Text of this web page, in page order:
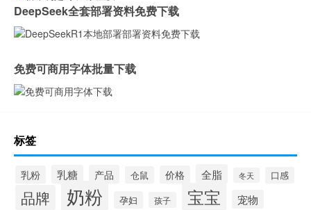
DeepSeek全套部署资料免费下载
免费可商用字体批量下载
标签
乳粉 乳糖 产品 仓鼠 价格 全脂 冬天 口感
品牌 奶粉 孕妇 孩子 宝宝 宠物